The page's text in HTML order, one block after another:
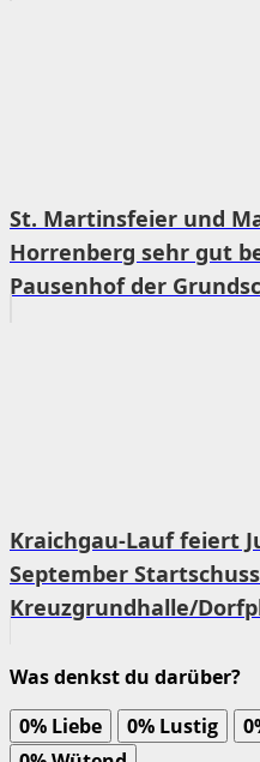
St. Martinsfeier und
Horrenberg sehr gut
Pausenhof der
Kraichgau-Lauf feiert
September
Kreuzgrundhalle/
Was denkst du darüber?
0% Liebe 0% Lustig